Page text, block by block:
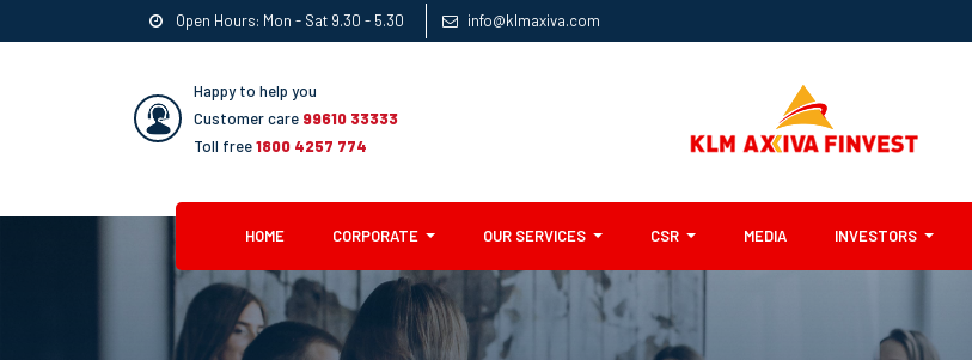
Open Hours: Mon - Sat 9.30 - 5.30 info@klmaxiva.com
Happy to help you
Customer care 99610 33333
Toll free1800 4257 774
HOME(CURRENT)CORPORATE OUR SERVICES CSR MEDIA INVESTORS